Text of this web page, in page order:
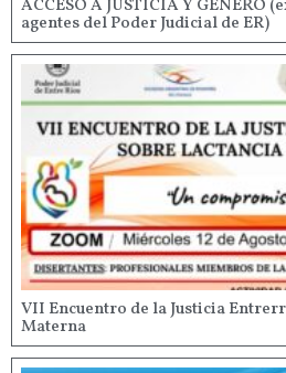
ACCESO A JUSTICIA Y GÉNERO
agentes del Poder Judicial de ER)
VII Encuentro de la Justicia
Materna